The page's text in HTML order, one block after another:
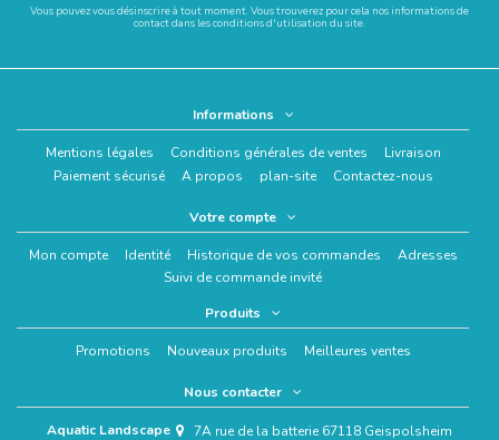
Vous pouvez vous désinscrire à tout moment. Vous trouverez pour cela nos informations de
contact dans les conditions d'utilisation du site.
Informations
Mentions légales Conditions générales de ventes
Livraison
Paiement sécurisé
A propos plan-site Contactez-nous
Votre compte
Mon compte Identité Historique de vos commandes
Adresses
Suivi de commande invité
Produits
Promotions Nouveaux produits Meilleures ventes
Nous contacter
Aquatic Landscape 7A rue de la batterie 67118 Geispolsheim